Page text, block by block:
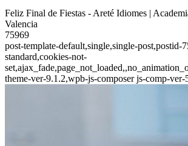
Feliz Final de Fiestas - Areté Idiomes |
Valencia
75969
post-template-default,single,single-post,postid-
standard,cookies-not-
theme-ver-9.1.2,wpb-js-composer js-comp-ver-